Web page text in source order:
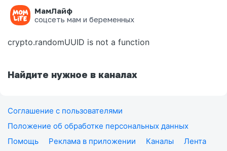
МамЛайф
соцсеть мам и беременных
Ошибка на странице
crypto.randomUUID is not a function
Найдите нужное в каналах
Соглашение с пользователями
Положение об обработке персональных данных
Помощь
Реклама в приложении Каналы
Лента